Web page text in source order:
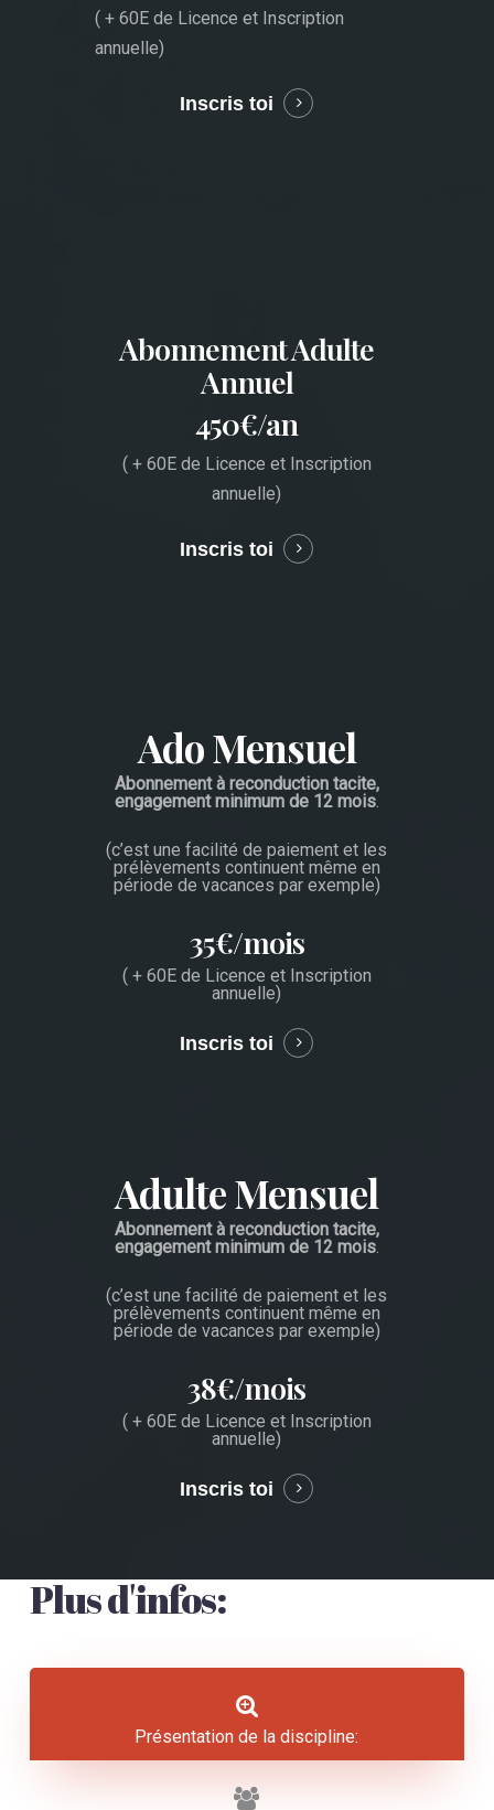
( + 60E de Licence et Inscription
annuelle)
Inscris toi
Abonnement Adulte
Annuel
450€/an
( + 60E de Licence et Inscription
annuelle)
Inscris toi
Ado Mensuel
Abonnement à reconduction tacite,
engagement minimum de 12 mois.
(c’est une facilité de paiement et les
prélèvements continuent même en
période de vacances par exemple)
35€/mois
( + 60E de Licence et Inscription
annuelle)
Inscris toi
Adulte Mensuel
Abonnement à reconduction tacite,
engagement minimum de 12 mois.
(c’est une facilité de paiement et les
prélèvements continuent même en
période de vacances par exemple)
38€/mois
( + 60E de Licence et Inscription
annuelle)
Inscris toi
Plus d'infos:
Présentation de la discipline: